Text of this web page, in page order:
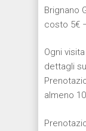
Brignano
costo 5€
Ogni
dettagli
almeno